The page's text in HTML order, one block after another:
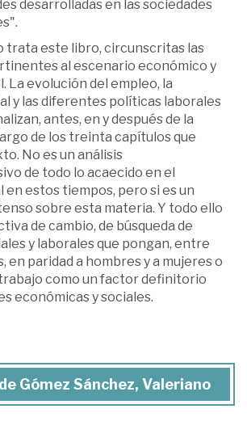
desarrolladas en las sociedades
trata este libro, circunscritas las
al escenario económico y
La evolución del empleo, la
y las diferentes políticas laborales
antes, en y después de la
de los treinta capítulos que
No es un análisis
de todo lo acaecido en el
estos tiempos, pero si es un
sobre esta materia. Y todo ello
de cambio, de búsqueda de
y laborales que pongan, entre
en paridad a hombres y a mujeres o
como un factor definitorio
económicas y sociales.
Gómez Sánchez, Valeriano